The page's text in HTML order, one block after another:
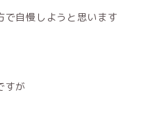
で自慢しようと思います
すが